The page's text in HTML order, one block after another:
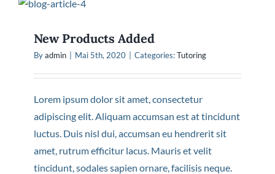
New Products Added
Byadmin Mai 5th, 2020 Categories:Tutoring
Lorem ipsum dolor sit amet, consectetur
adipiscing elit. Aliquam accumsan est at tincidunt
luctus. Duis nisl dui, accumsan eu hendrerit sit
amet, rutrum efficitur lacus. Mauris et velit
tincidunt, sodales sapien ornare, facilisis neque.